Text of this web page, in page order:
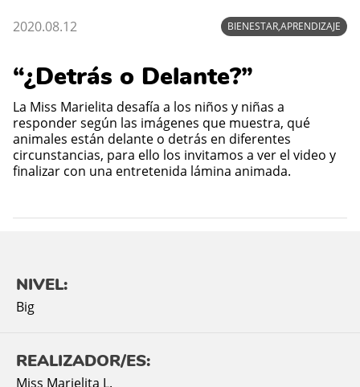
2020.08.12 BIENESTAR,APRENDIZAJE
“¿Detrás o Delante?”
La Miss Marielita desafía a los niños y niñas a
responder según las imágenes que muestra, qué
animales están delante o detrás en diferentes
circunstancias, para ello los invitamos a ver el video y
finalizar con una entretenida lámina animada.
NIVEL:
Big
REALIZADOR/ES:
Miss Marielita L.